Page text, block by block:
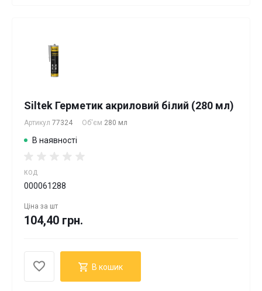
Siltek Герметик акриловий білий (280 мл)
Артикул 77324 Об'єм 280 мл
В наявності
КОД
000061288
Ціна за шт
104,40 грн.
В кошик